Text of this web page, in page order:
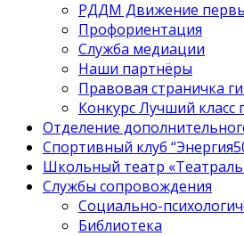
РДДМ Движение
Профориентация
Служба медиации
Наши партнёры
Правовая страничка
Конкурс Лучший класс
Отделение
Спортивный клуб
Школьный театр
Службы сопровождения
Социально-
Библиотека